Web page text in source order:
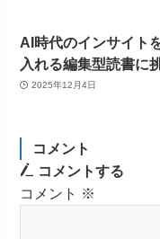
AI時代のインサイト
入れる編集型読書に
2025年12月4日
コメント
コメントする
コメント ※